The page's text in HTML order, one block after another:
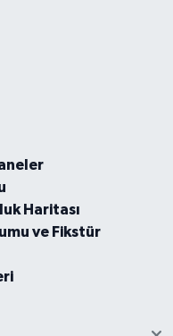
Haritası
ve Fikstür